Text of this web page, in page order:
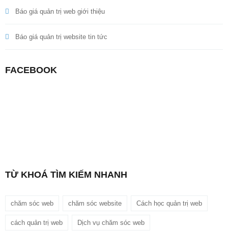
Báo giá quản trị web giới thiệu
Báo giá quản trị website tin tức
FACEBOOK
TỪ KHOÁ TÌM KIẾM NHANH
chăm sóc web chăm sóc website Cách học quản trị web
cách quản trị web Dịch vụ chăm sóc web